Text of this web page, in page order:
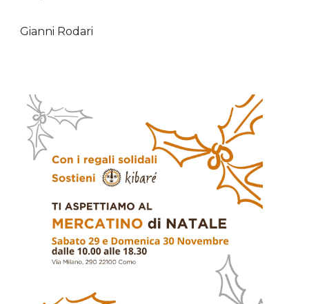
Gianni Rodari